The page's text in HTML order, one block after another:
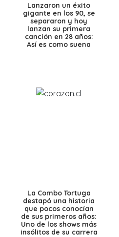
Lanzaron un éxito
gigante en los 90, se
separaron y hoy
lanzan su primera
canción en 28 años:
Así es como suena
La Combo Tortuga
destapó una historia
que pocos conocían
de sus primeros años:
Uno de los shows más
insólitos de su carrera